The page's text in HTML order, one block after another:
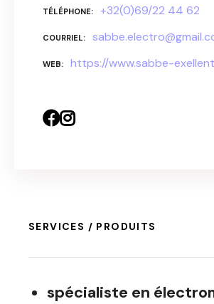
TÉLÉPHONE +32(0)69/22 44 62
COURRIEL
WEB https://www.sabbe-
SERVICES / PRODUITS
spécialiste en